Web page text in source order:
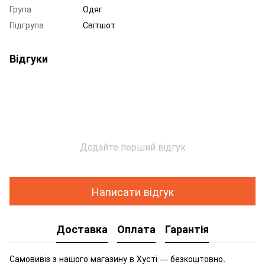
Група
Одяг
Підгрупа
Світшот
Відгуки
Додайте перший відгук
Написати відгук
Доставка Оплата Гарантія
Самовивіз з нашого магазину в Хусті — безкоштовно.